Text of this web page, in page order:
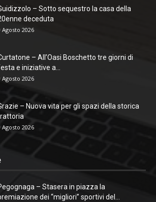
– Sotto sequestro la casa della
deceduta
Agosto 2026
– All’Oasi Boschetto tre giorni di
e iniziative a...
Agosto 2026
– Nuova vita per gli spazi della storica
Agosto 2026
– Stasera in piazza la
dei “migliori” sportivi del...